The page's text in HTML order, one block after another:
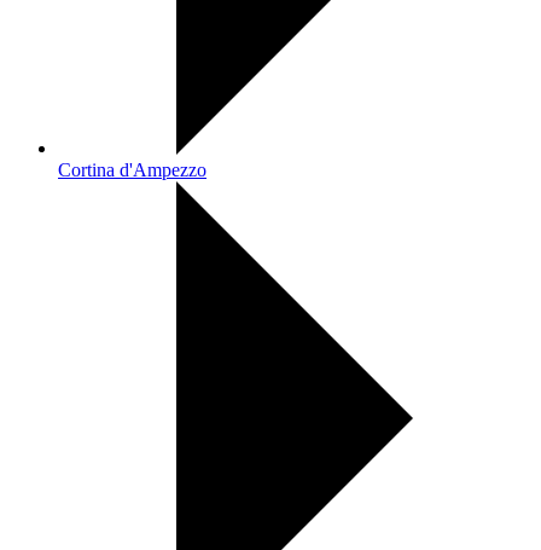
Cortina d'Ampezzo